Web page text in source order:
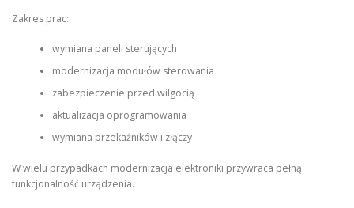
Zakres prac:
wymiana paneli sterujących
modernizacja modułów sterowania
zabezpieczenie przed wilgocią
aktualizacja oprogramowania
wymiana przekaźników i złączy
W wielu przypadkach modernizacja elektroniki przywraca pełną
funkcjonalność urządzenia.